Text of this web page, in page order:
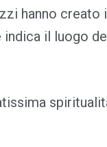
hanno creato
il luogo